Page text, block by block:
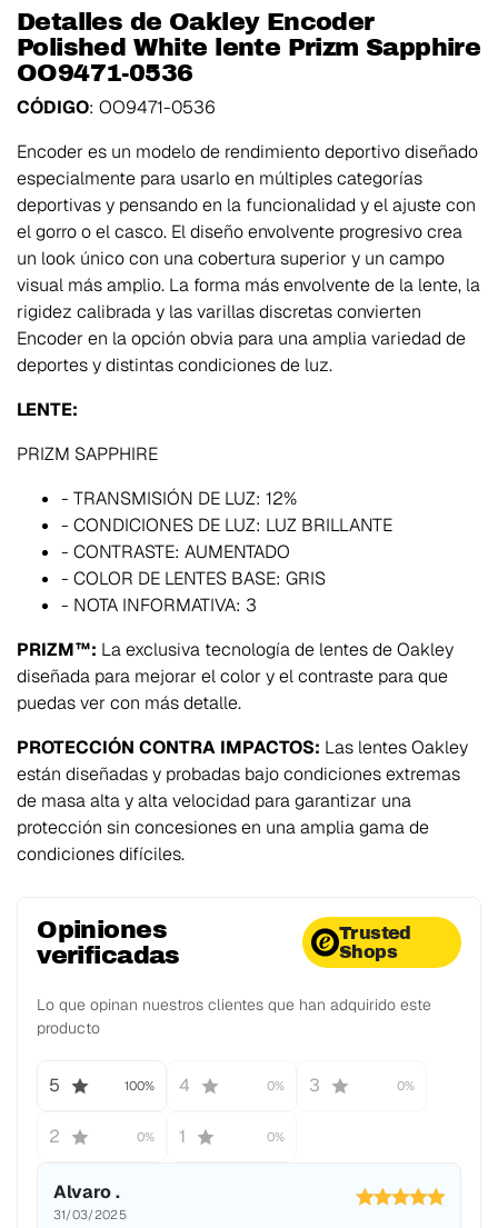
Detalles de Oakley Encoder
Polished White lente Prizm Sapphire
OO9471-0536
CÓDIGO: OO9471-0536
Encoder es un modelo de rendimiento deportivo diseñado
especialmente para usarlo en múltiples categorías
deportivas y pensando en la funcionalidad y el ajuste con
el gorro o el casco. El diseño envolvente progresivo crea
un look único con una cobertura superior y un campo
visual más amplio. La forma más envolvente de la lente, la
rigidez calibrada y las varillas discretas convierten
Encoder en la opción obvia para una amplia variedad de
deportes y distintas condiciones de luz.
LENTE:
PRIZM SAPPHIRE
- TRANSMISIÓN DE LUZ: 12%
- CONDICIONES DE LUZ: LUZ BRILLANTE
- CONTRASTE: AUMENTADO
- COLOR DE LENTES BASE: GRIS
- NOTA INFORMATIVA: 3
PRIZM™: La exclusiva tecnología de lentes de Oakley
diseñada para mejorar el color y el contraste para que
puedas ver con más detalle.
PROTECCIÓN CONTRA IMPACTOS: Las lentes Oakley
están diseñadas y probadas bajo condiciones extremas
de masa alta y alta velocidad para garantizar una
protección sin concesiones en una amplia gama de
condiciones difíciles.
Opiniones
verificadas
Trusted
Shops
Lo que opinan nuestros clientes que han adquirido este
producto
5 100% 4 0% 3 0%
2 0% 1 0%
Alvaro .
31/03/2025